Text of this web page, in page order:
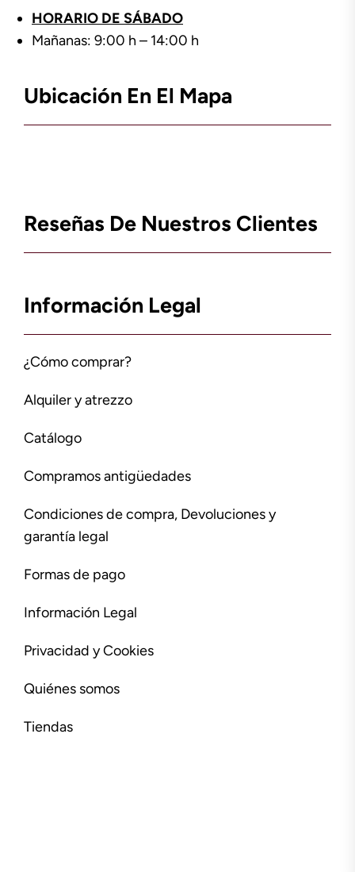
HORARIO DE SÁBADO
Mañanas: 9:00 h – 14:00 h
Ubicación En El Mapa
Reseñas De Nuestros Clientes
Información Legal
¿Cómo comprar?
Alquiler y atrezzo
Catálogo
Compramos antigüedades
Condiciones de compra, Devoluciones y
garantía legal
Formas de pago
Información Legal
Privacidad y Cookies
Quiénes somos
Tiendas